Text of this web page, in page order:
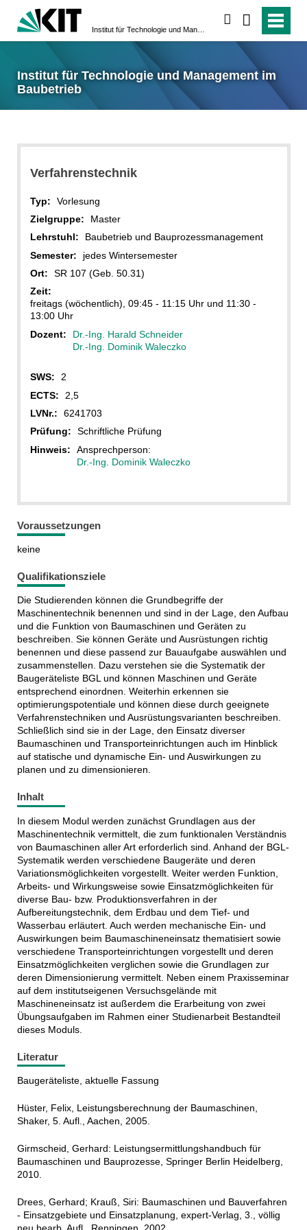
Institut für Technologie und Management im
Baubetrieb
Verfahrenstechnik
Typ:
Vorlesung
Zielgruppe:
Master
Lehrstuhl:
Baubetrieb und Bauprozessmanagement
Semester:
jedes Wintersemester
Ort:
SR 107 (Geb. 50.31)
Zeit:
freitags (wöchentlich), 09:45 - 11:15 Uhr und 11:30 -
13:00 Uhr
Dozent:
Dr.-Ing. Harald Schneider
Dr.-Ing. Dominik Waleczko
SWS:
2
ECTS:
2,5
LVNr.:
6241703
Prüfung:
Schriftliche Prüfung
Hinweis:
Ansprechperson:
Dr.-Ing. Dominik Waleczko
Voraussetzungen
keine
Qualifikationsziele
Die Studierenden können die Grundbegriffe der
Maschinentechnik benennen und sind in der Lage, den Aufbau
und die Funktion von Baumaschinen und Geräten zu
beschreiben. Sie können Geräte und Ausrüstungen richtig
benennen und diese passend zur Bauaufgabe auswählen und
zusammenstellen. Dazu verstehen sie die Systematik der
Baugeräteliste BGL und können Maschinen und Geräte
entsprechend einordnen. Weiterhin erkennen sie
optimierungspotentiale und können diese durch geeignete
Verfahrenstechniken und Ausrüstungsvarianten beschreiben.
Schließlich sind sie in der Lage, den Einsatz diverser
Baumaschinen und Transporteinrichtungen auch im Hinblick
auf statische und dynamische Ein- und Auswirkungen zu
planen und zu dimensionieren.
Inhalt
In diesem Modul werden zunächst Grundlagen aus der
Maschinentechnik vermittelt, die zum funktionalen Verständnis
von Baumaschinen aller Art erforderlich sind. Anhand der BGL-
Systematik werden verschiedene Baugeräte und deren
Variationsmöglichkeiten vorgestellt. Weiter werden Funktion,
Arbeits- und Wirkungsweise sowie Einsatzmöglichkeiten für
diverse Bau- bzw. Produktionsverfahren in der
Aufbereitungstechnik, dem Erdbau und dem Tief- und
Wasserbau erläutert. Auch werden mechanische Ein- und
Auswirkungen beim Baumaschineneinsatz thematisiert sowie
verschiedene Transporteinrichtungen vorgestellt und deren
Einsatzmöglichkeiten verglichen sowie die Grundlagen zur
deren Dimensionierung vermittelt. Neben einem Praxisseminar
auf dem institutseigenen Versuchsgelände mit
Maschineneinsatz ist außerdem die Erarbeitung von zwei
Übungsaufgaben im Rahmen einer Studienarbeit Bestandteil
dieses Moduls.
Literatur
Baugeräteliste, aktuelle Fassung
Hüster, Felix, Leistungsberechnung der Baumaschinen,
Shaker, 5. Aufl., Aachen, 2005.
Girmscheid, Gerhard: Leistungsermittlungshandbuch für
Baumaschinen und Bauprozesse, Springer Berlin Heidelberg,
2010.
Drees, Gerhard; Krauß, Siri: Baumaschinen und Bauverfahren
- Einsatzgebiete und Einsatzplanung, expert-Verlag, 3., völlig
neu bearb. Aufl., Renningen, 2002.